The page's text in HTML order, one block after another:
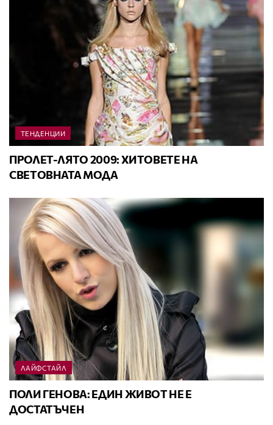
ТЕНДЕНЦИИ
ПРОЛЕТ-ЛЯТО 2009: ХИТОВЕТЕ НА
СВЕТОВНАТА МОДА
ЛАЙФСТАЙЛ
ПОЛИ ГЕНОВА: ЕДИН ЖИВОТ НЕ Е
ДОСТАТЪЧЕН